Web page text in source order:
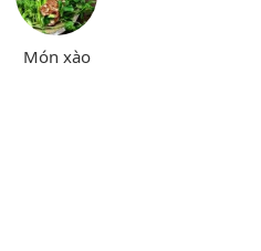
Món xào